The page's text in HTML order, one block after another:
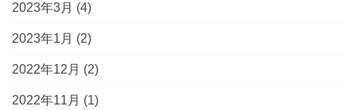
2023年3月 (4)
2023年1月 (2)
2022年12月 (2)
2022年11月 (1)